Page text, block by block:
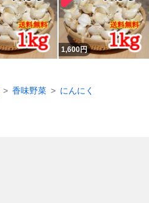
1,600円
香味野菜 にんにく